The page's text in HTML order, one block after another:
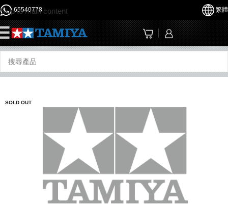
Skip to main content
65540778 繁體
SOLD OUT